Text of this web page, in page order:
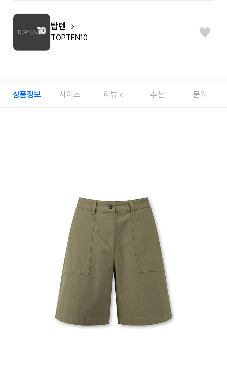
탑텐
TOPTEN10
상품정보 사이즈 리뷰 0 추천 문의